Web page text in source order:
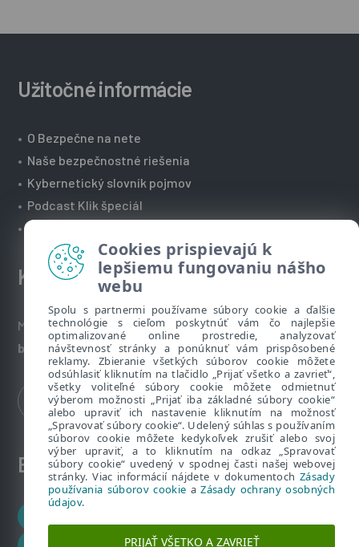
Užitočné informácie
• O Bezpečne na nete
• Naše bezpečnostné riešenia
• Kybernetický slovník pojmov
• Podcast Klik špeciál
•Technická podpora spoločnosti ESET
Kontakt
Máte nezodpovedané otázky? Napíšte nám:
bezpecnenanete@eset.sk
ESET zákaznícka zóna
Cookies prispievajú k
lepšiemu fungovaniu nášho
webu
Spolu s partnermi používame súbory cookie a ďalšie
technológie s cieľom poskytnúť vám čo najlepšie
optimalizované online prostredie, analyzovať
návštevnosť stránky a ponúknuť vám prispôsobené
reklamy. Zbieranie všetkých súborov cookie môžete
odsúhlasiť kliknutím na tlačidlo „Prijať všetko a zavrieť“,
všetky voliteľné súbory cookie môžete odmietnuť
výberom možnosti „Prijať iba základné súbory cookie“
alebo upraviť ich nastavenie kliknutím na možnosť
„Spravovať súbory cookie“. Udelený súhlas s používaním
súborov cookie môžete kedykoľvek zrušiť alebo svoj
výber upraviť, a to kliknutím na odkaz „Spravovať
súbory cookie“ uvedený v spodnej časti našej webovej
stránky. Viac informácií nájdete v dokumentoch Zásady
používania súborov cookie aZásady ochrany osobných
údajov.
PRIJAŤ VŠETKO A ZAVRIEŤ